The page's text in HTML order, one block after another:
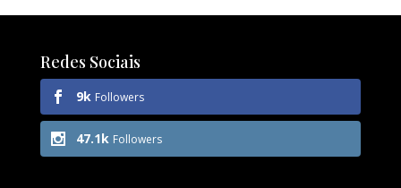
Redes Sociais
9k Followers
47.1k Followers